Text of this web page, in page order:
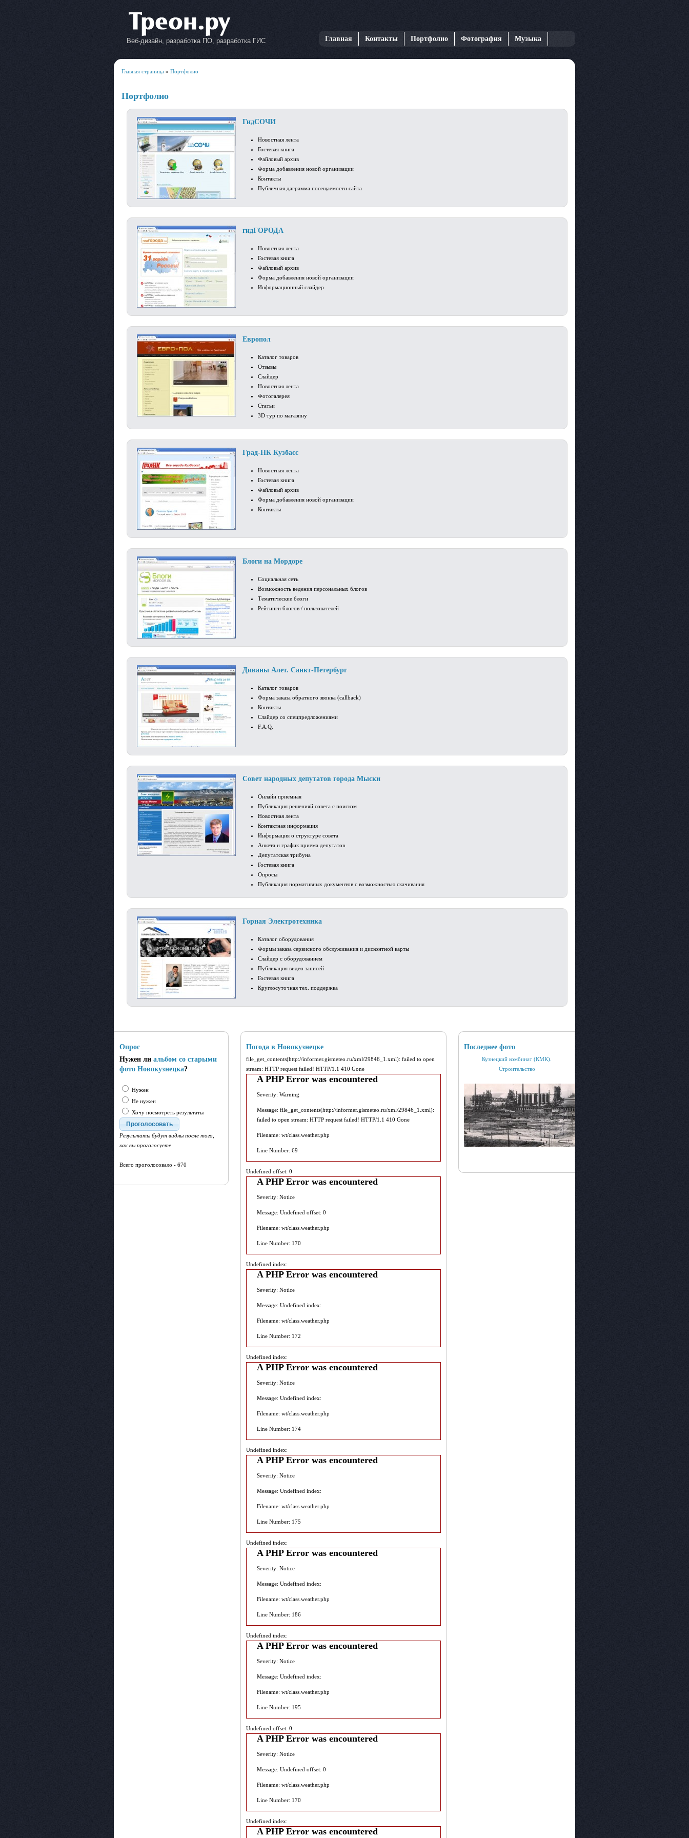
Веб-дизайн, разработка ПО, разработка ГИС Главная Контакты Портфолио Фотография Музыка
Главная страница » Портфолио
Портфолио
ГидСОЧИ
Новостная лента
Гостевая книга
Файловый архив
Форма добавления новой организации
Контакты
Публичная даграмма посещаемости сайта
гидГОРОДА
Новостная лента
Гостевая книга
Файловый архив
Форма добавления новой организации
Информационный слайдер
Европол
Каталог товаров
Отзывы
Слайдер
Новостная лента
Фотогалерея
Статьи
3D тур по магазину
Град-НК Кузбасс
Новостная лента
Гостевая книга
Файловый архив
Форма добавления новой организации
Контакты
Блоги на Мордоре
Социальная сеть
Возможность ведения персональных блогов
Тематические блоги
Рейтинги блогов / пользователей
Диваны Алет. Санкт-Петербург
Каталог товаров
Форма заказа обратного звонка (callback)
Контакты
Слайдер со спецпредложениями
F.A.Q.
Совет народных депутатов города Мыски
Онлайн приемная
Публикация решенияй совета с поиском
Новостная лента
Контактная информация
Информация о структуре совета
Анкета и график приема депутатов
Депутатская трибуна
Гостевая книга
Опросы
Публикация нормативных документов с возможностью скачивания
Горная Электротехника
Каталог оборудования
Формы заказа сервисного обслуживания и дисконтной карты
Слайдер с оборудованием
Публикация видео записей
Гостевая книга
Круглосуточная тех. поддержка
Опрос
Нужен ли альбом со старыми
фото Новокузнецка?
Нужен
Не нужен
Хочу посмотреть результаты
Результаты будут видны после того,
как вы проголосуете
Всего проголосовало - 670
Погода в Новокузнецке
file_get_contents(http://informer.gismeteo.ru/xml/29846_1.xml): failed to open
stream: HTTP request failed! HTTP/1.1 410 Gone
A PHP Error was encountered
Severity: Warning
Message: file_get_contents(http://informer.gismeteo.ru/xml/29846_1.xml):
failed to open stream: HTTP request failed! HTTP/1.1 410 Gone
Filename: wt/class.weather.php
Line Number: 69
Undefined offset: 0
A PHP Error was encountered
Severity: Notice
Message: Undefined offset: 0
Filename: wt/class.weather.php
Line Number: 170
Undefined index:
A PHP Error was encountered
Severity: Notice
Message: Undefined index:
Filename: wt/class.weather.php
Line Number: 172
Undefined index:
A PHP Error was encountered
Severity: Notice
Message: Undefined index:
Filename: wt/class.weather.php
Line Number: 174
Undefined index:
A PHP Error was encountered
Severity: Notice
Message: Undefined index:
Filename: wt/class.weather.php
Line Number: 175
Undefined index:
A PHP Error was encountered
Severity: Notice
Message: Undefined index:
Filename: wt/class.weather.php
Line Number: 186
Undefined index:
A PHP Error was encountered
Severity: Notice
Message: Undefined index:
Filename: wt/class.weather.php
Line Number: 195
Undefined offset: 0
A PHP Error was encountered
Severity: Notice
Message: Undefined offset: 0
Filename: wt/class.weather.php
Line Number: 170
Undefined index:
A PHP Error was encountered
Последнее фото
Кузнецкий комбинат (КМК).
Строительство